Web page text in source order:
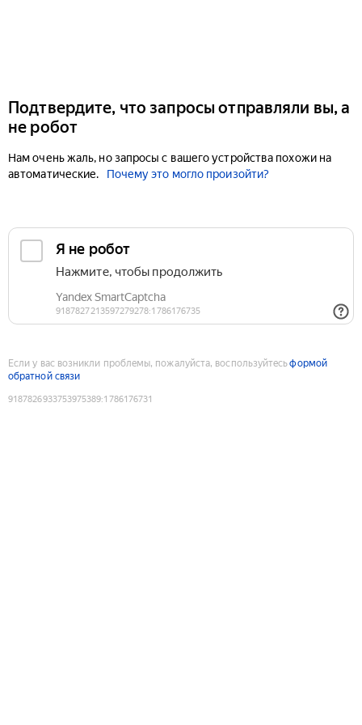
Подтвердите, что запросы отправляли вы, а
не робот
Нам очень жаль, но запросы с вашего устройства похожи на
автоматические.
Почему это могло произойти?
Если у вас возникли проблемы, пожалуйста, воспользуйтесьформой
обратной связи
9187826933753975389:1786176731